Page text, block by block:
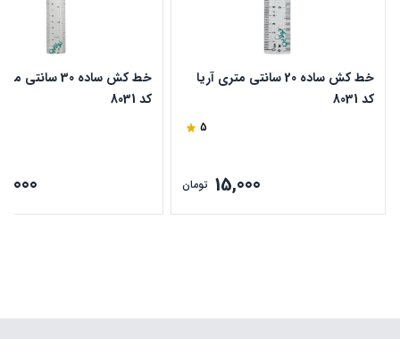
خط کش ساده 20 سانتی متری آریا
کد 8031
5
15,000 تومان
خط کش ساده 30
کد 8031